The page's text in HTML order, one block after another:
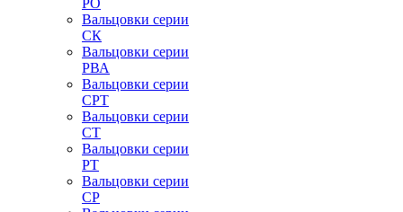
РО
Вальцовки серии
СК
Вальцовки серии
РВА
Вальцовки серии
СРТ
Вальцовки серии
СТ
Вальцовки серии
РТ
Вальцовки серии
СР